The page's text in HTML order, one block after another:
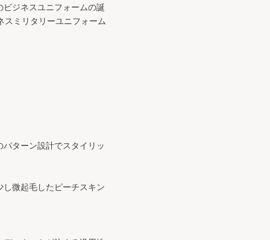
ジネスユニフォームの誕
スミリタリーユニフォーム
ターン設計でスタイリッ
微起毛したピーチスキン